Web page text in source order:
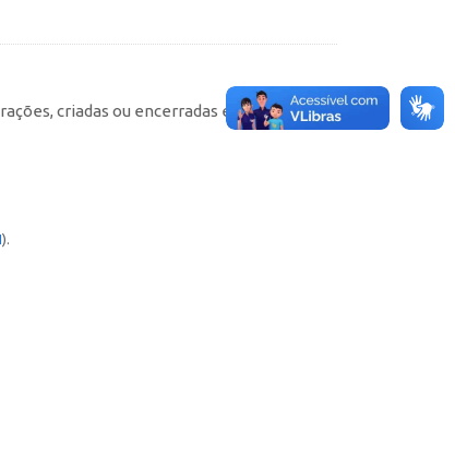
criadas ou encerradas em cada
).